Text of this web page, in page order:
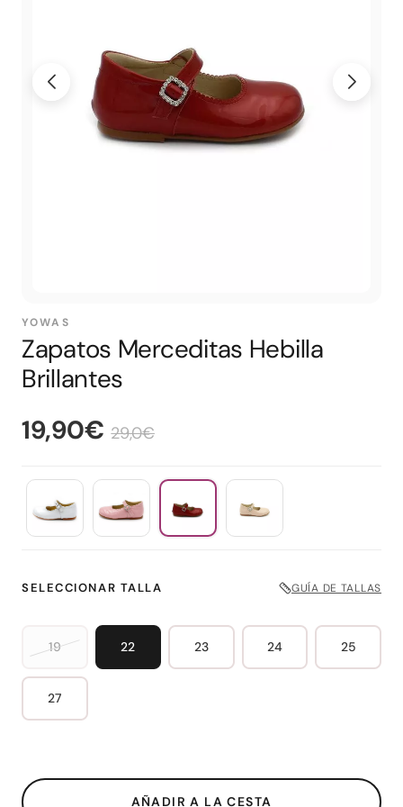
YOWAS
Zapatos Merceditas Hebilla
Brillantes
19,90€ 29,0€
SELECCIONAR TALLA GUÍA DE TALLAS
19 22 23 24 25
27